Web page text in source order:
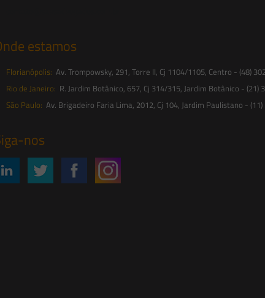
estamos
Florianópolis: Av. Trompowsky, 291, Torre II, Cj 1104/1105, Centro - (48)
Rio de Janeiro: R. Jardim Botânico, 657, Cj 314/315, Jardim Botânico - (21)
São Paulo: Av. Brigadeiro Faria Lima, 2012, Cj 104, Jardim Paulistano -
nos